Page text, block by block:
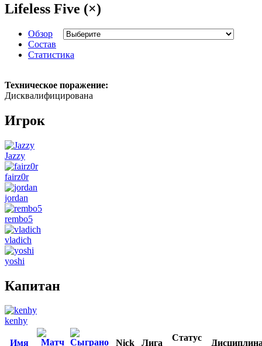
Lifeless Five (×)
Обзор
Состав
Статистика
Техническое поражение:
Дисквалифицирована
Игрок
Jazzy
fairz0r
jordan
rembo5
vladich
yoshi
Капитан
kenhy
Имя Nick Лига
Статус